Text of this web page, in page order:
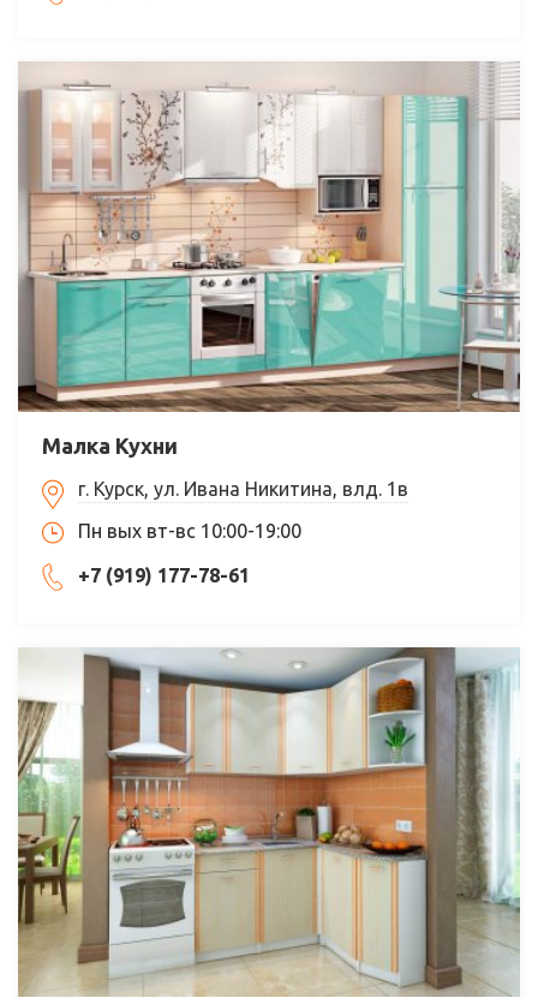
Малка Кухни
г. Курск, ул. Ивана Никитина, влд. 1в
Пн вых вт-вс 10:00-19:00
+7 (919) 177-78-61